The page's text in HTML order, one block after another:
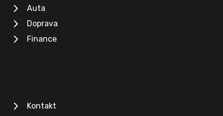
Auta
Doprava
Finance
Kontakt